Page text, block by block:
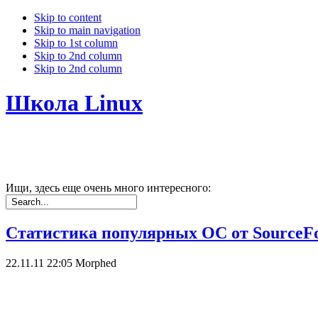
Skip to content
Skip to main navigation
Skip to 1st column
Skip to 2nd column
Skip to 2nd column
Школа Linux
Ищи, здесь еще очень много интересного:
Статистика популярных ОС от
22.11.11 22:05 Morphed